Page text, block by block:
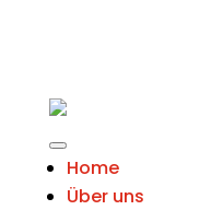
Home
Über uns